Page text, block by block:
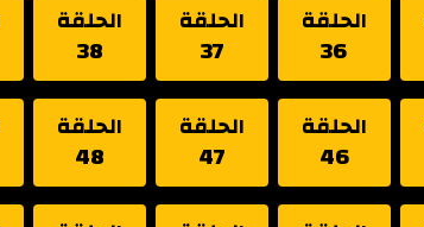
الحلقة
36
الحلقة
37
الحلقة
38
الحلقة
46
الحلقة
47
الحلقة
48